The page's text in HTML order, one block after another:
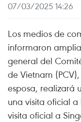
07/03/2025 14:26
Los medios de
informaron
general del
de Vietnam
esposa, realizará
una visita oficial
visita oficial a